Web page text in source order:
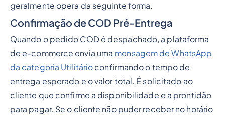
geralmente opera da seguinte forma.
Confirmação de COD Pré-Entrega
Quando o pedido COD é despachado, a plataforma
de e-commerce envia uma mensagem de WhatsApp
da categoria Utilitário confirmando o tempo de
entrega esperado e o valor total. É solicitado ao
cliente que confirme a disponibilidade e a prontidão
para pagar. Se o cliente não puder receber no horário